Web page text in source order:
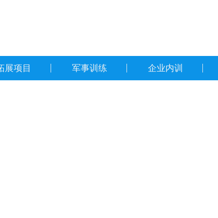
展项目 军事训练 企业内训